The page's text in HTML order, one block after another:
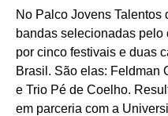
No Palco Jovens Talentos
bandas selecionadas
por cinco festivais e duas
Brasil. São elas: Feldman
e Trio Pé de Coelho.
em parceria com a